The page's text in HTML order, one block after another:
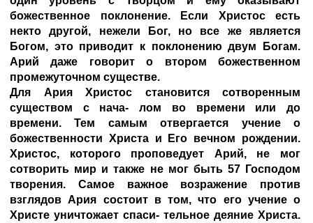
божественное поклонение. Если Христос есть
некто другой, нежели Бог, но все же является
Богом, это приводит к поклонению двум Богам.
Арий даже говорит о втором божественном
промежуточном существе.
Для Ария Христос становится сотворенным
существом с нача- лом во времени или до
времени. Тем самым отвергается учение о
божественности Христа и Его вечном рождении.
Христос, которого проповедует Арий, не мог
сотворить мир и также не мог быть 57 Господом
творения. Самое важное возражение против
взглядов Ария состоит в том, что его учение о
Христе уничтожает спаси- тельное деяние Христа.